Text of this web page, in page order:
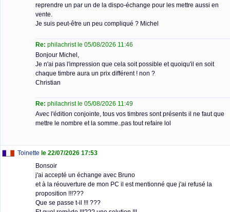
reprendre un par un de la dispo-échange pour les mettre aussi en
vente.
Je suis peut-être un peu compliqué ? Michel
Re: philachrist le 05/08/2026 11:46
Bonjour Michel,
Je n'ai pas l'impression que cela soit possible et quoiqu'il en soit
chaque timbre aura un prix différent ! non ?
Christian
Re: philachrist le 05/08/2026 11:49
Avec l'édition conjointe, tous vos timbres sont présents il ne faut que
mettre le nombre et la somme..pas tout refaire lol
Toinette le 22/07/2026 17:53
Bonsoir
j'ai accepté un échange avec Bruno
et à la réouverture de mon PC il est mentionné que j'ai refusé la
proposition !!!???
Que se passe t-il !!! ???